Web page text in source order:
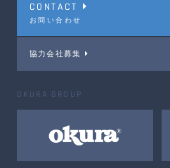
CONTACT
お問い合わせ
協力会社募集
OKURA GROUP